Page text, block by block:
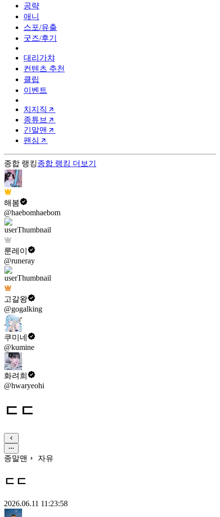
공략
애니
스포/유출
굿즈/후기
대리가챠
컨텐츠 추천
클립
이벤트
치지직
종튜브
긴말맨
팬심
종합 랭킹종합 랭킹 더보기
해봄
@haebomhaebom
룬레이
@runeray
고갈왕
@gogalking
쿠미네
@kumine
화려희
@hwaryeohi
ㄷㄷ
종말맨 자유
ㄷㄷ
2026.06.11 11:23:58